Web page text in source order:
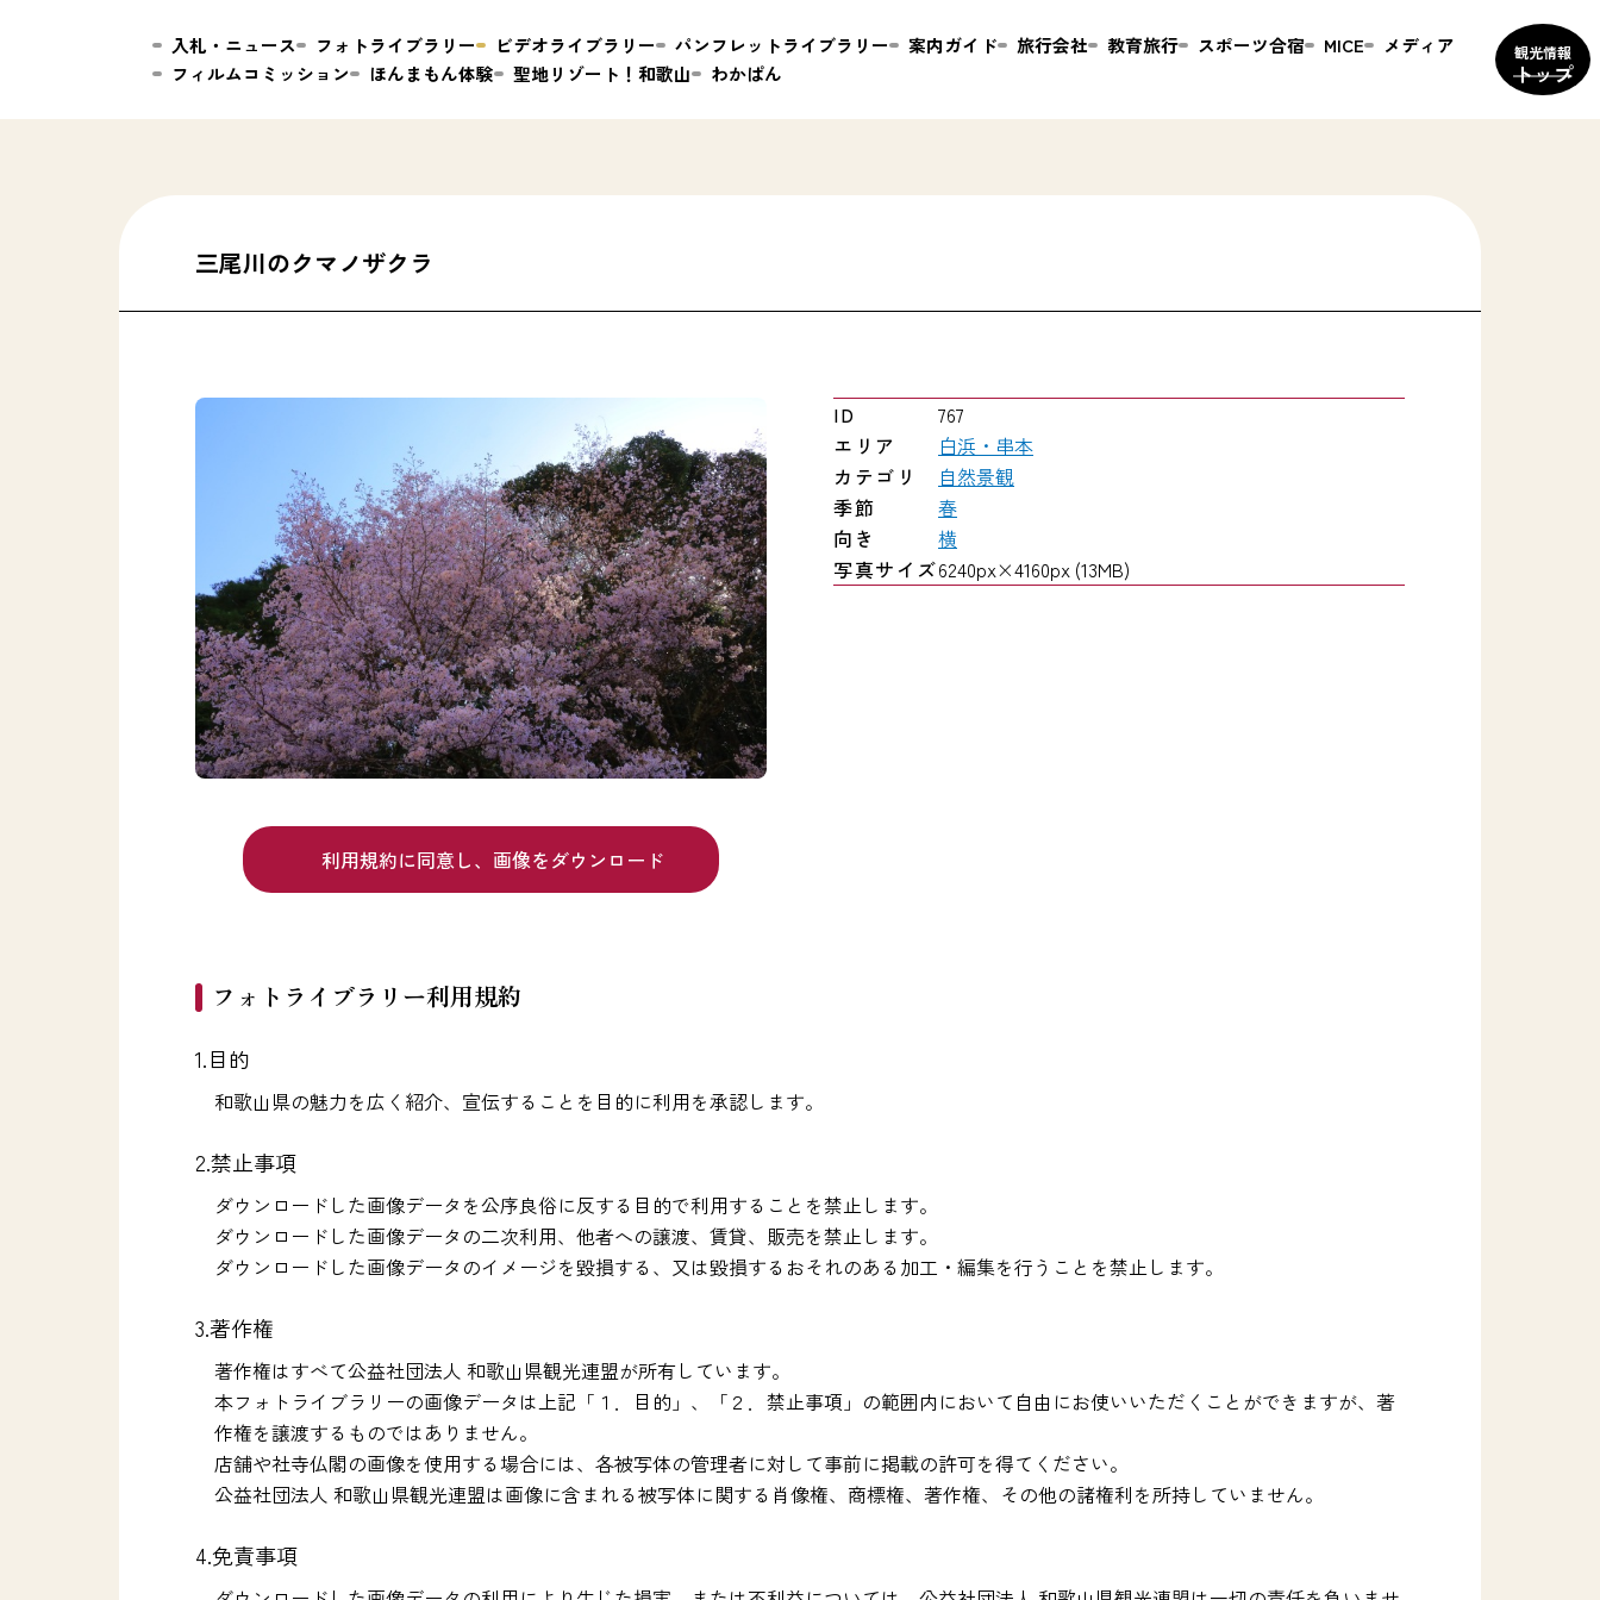
三尾川のクマノザクラ
ID
767
エリア
白浜・串本
カテゴリ
自然景観
季節
春
向き
横
写真サイズ6240px×4160px (13MB)
利用規約に同意し、 画像をダウンロード
フォトライブラリー利用規約
1.目的
和歌山県の魅力を広く紹介、宣伝することを目的に利用を承認します。
2.禁止事項
ダウンロードした画像データを公序良俗に反する目的で利用することを禁止します。
ダウンロードした画像データの二次利用、他者への譲渡、賃貸、販売を禁止します。
ダウンロードした画像データのイメージを毀損する、又は毀損するおそれのある加工・編集を行うことを禁止します。
3.著作権
著作権はすべて公益社団法人 和歌山県観光連盟が所有しています。
本フォトライブラリーの画像データは上記「１．目的」、「２．禁止事項」の範囲内において自由にお使いいただくことができますが、著
作権を譲渡するものではありません。
店舗や社寺仏閣の画像を使用する場合には、各被写体の管理者に対して事前に掲載の許可を得てください。
公益社団法人 和歌山県観光連盟は画像に含まれる被写体に関する肖像権、商標権、著作権、その他の諸権利を所持していません。
4.免責事項
入札・ニュース フォトライブラリー ビデオライブラリー パンフレットライブラリー 案内ガイド 旅行会社 教育旅行 スポーツ合宿 MICE
メディア
フィルムコミッション
ほんまもん体験 聖地リゾート！和歌山 わかぱん
観光情報
トップ